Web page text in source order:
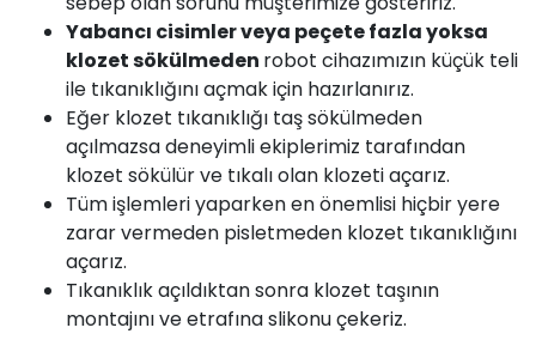
Yabancı cisimler veya peçete fazla yoksa
klozet sökülmeden robot cihazımızın küçük teli
ile tıkanıklığını açmak için hazırlanırız.
Eğer klozet tıkanıklığı taş sökülmeden
açılmazsa deneyimli ekiplerimiz tarafından
klozet sökülür ve tıkalı olan klozeti açarız.
Tüm işlemleri yaparken en önemlisi hiçbir yere
zarar vermeden pisletmeden klozet tıkanıklığını
açarız.
Tıkanıklık açıldıktan sonra klozet taşının
montajını ve etrafına slikonu çekeriz.